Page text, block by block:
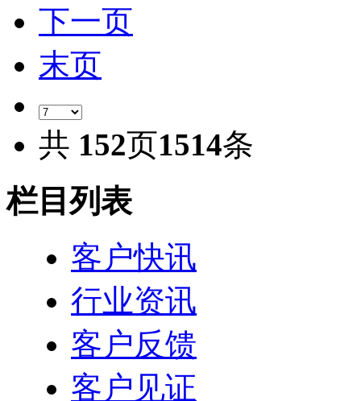
下一页
末页
共 152页1514条
栏目列表
客户快讯
行业资讯
客户反馈
客户见证